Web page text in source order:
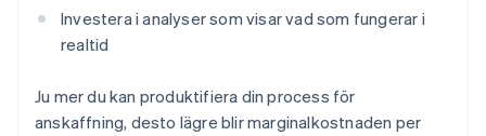
Investera i analyser som visar vad som fungerar i
realtid
Ju mer du kan produktifiera din process för
anskaffning, desto lägre blir marginalkostnaden per